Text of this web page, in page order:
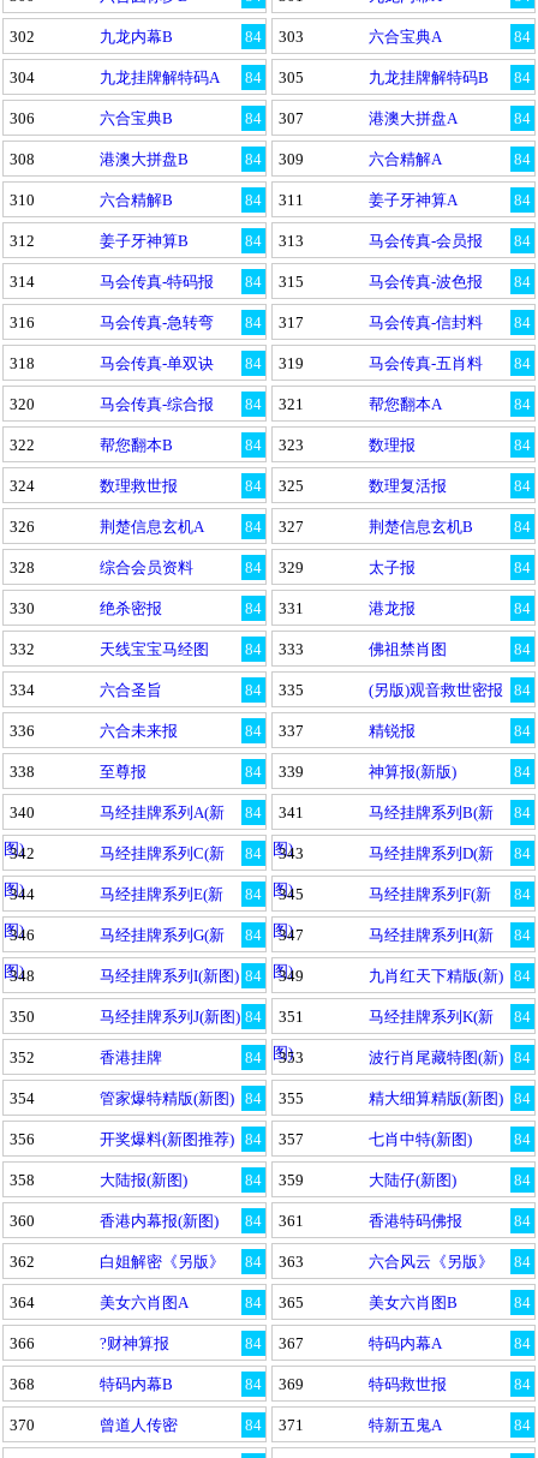
84
302 九龙内幕B 84
303 六合宝典A
84
304 九龙挂牌解特码A 84
305 九龙挂牌解特码B
84
306 六合宝典B 84
307 港澳大拼盘A
84
308 港澳大拼盘B 84
309 六合精解A
84
310 六合精解B 84
311 姜子牙神算A
84
312 姜子牙神算B 84
313 马会传真-会员报
84
314 马会传真-特码报 84
315 马会传真-波色报
84
316 马会传真-急转弯 84
317 马会传真-信封料
84
318 马会传真-单双诀 84
319 马会传真-五肖料
84
320 马会传真-综合报 84
321 帮您翻本A
84
322 帮您翻本B 84
323 数理报
84
324 数理救世报 84
325 数理复活报
84
326 荆楚信息玄机A 84
327 荆楚信息玄机B
84
328 综合会员资料 84
329 太子报
84
330 绝杀密报 84
331 港龙报
84
332 天线宝宝马经图 84
333 佛祖禁肖图
84
334 六合圣旨 84
335 (另版)观音救世密报
84
336 六合未来报 84
337 精锐报
84
338 至尊报 84
339 神算报(新版)
84
340
马经挂牌系列A(新
图)
84
341
马经挂牌系列B(新
图)
84
342
马经挂牌系列C(新
图)
84
343
马经挂牌系列D(新
图)
84
344
马经挂牌系列E(新
图)
84
345
马经挂牌系列F(新
图)
84
346
马经挂牌系列G(新
图)
84
347
马经挂牌系列H(新
图)
84
348 马经挂牌系列I(新图) 84
349 九肖红天下精版(新)
84
350 马经挂牌系列J(新图) 84
351
马经挂牌系列K(新
图)
84
352 香港挂牌 84
353 波行肖尾藏特图(新)
84
354 管家爆特精版(新图) 84
355 精大细算精版(新图)
84
356 开奖爆料(新图推荐) 84
357 七肖中特(新图)
84
358 大陆报(新图) 84
359 大陆仔(新图)
84
360 香港内幕报(新图) 84
361 香港特码佛报
84
362 白姐解密《另版》 84
363 六合风云《另版》
84
364 美女六肖图A 84
365 美女六肖图B
84
366 ?财神算报 84
367 特码内幕A
84
368 特码内幕B 84
369 特码救世报
84
370 曾道人传密 84
371 特新五鬼A